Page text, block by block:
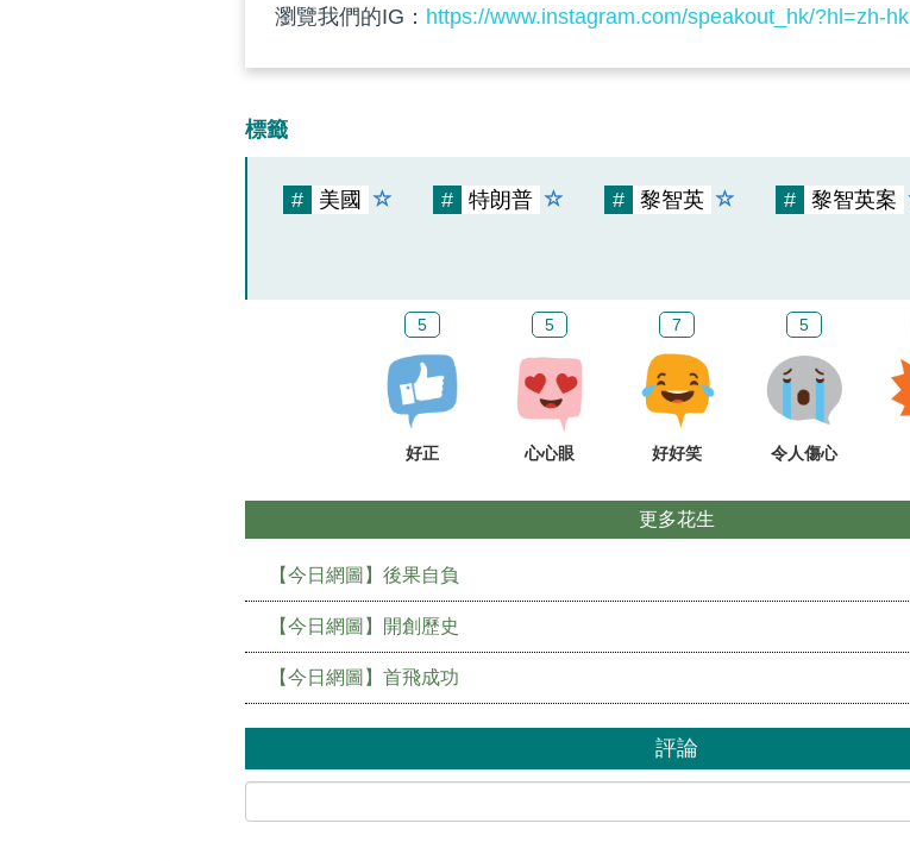
瀏覽我們的IG： https://www.instagram.com/speakout_hk/?hl=zh-hk
標籤
# 美國 # 特朗普 # 黎智英 # 黎智英案
5
好正
5
心心眼
7
好好笑
5
令人傷心
更多花生
【今日網圖】後果自負
【今日網圖】開創歷史
【今日網圖】首飛成功
評論